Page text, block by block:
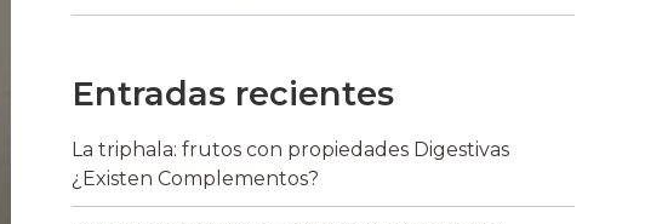
Entradas recientes
La triphala: frutos con propiedades Digestivas
¿Existen Complementos?